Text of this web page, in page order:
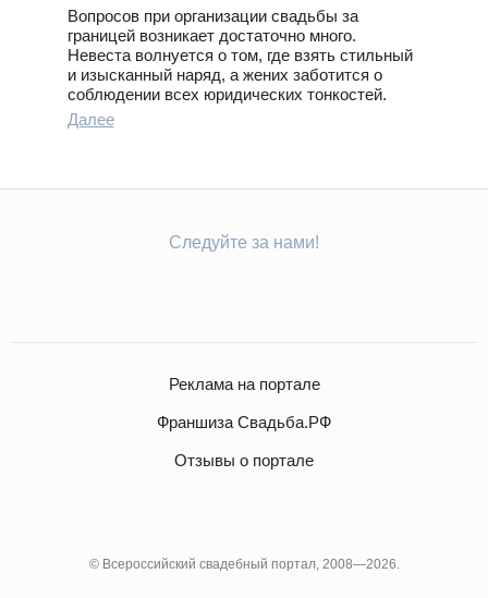
Вопросов при организации свадьбы за
границей возникает достаточно много.
Невеста волнуется о том, где взять стильный
и изысканный наряд, а жених заботится о
соблюдении всех юридических тонкостей.
Далее
Следуйте за нами!
Реклама на портале
Франшиза Свадьба.РФ
Отзывы о портале
© Всероссийский свадебный портал, 2008—2026.